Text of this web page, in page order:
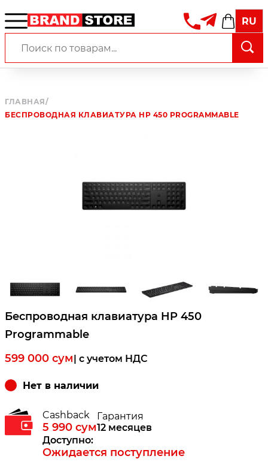
RU
ГЛАВНАЯ/
БЕСПРОВОДНАЯ КЛАВИАТУРА HP 450 PROGRAMMABLE
Беспроводная клавиатура HP 450
Programmable
599 000 сум| c учетом НДС
Нет в наличии
Cashback
5 990 сум
Гарантия
12 месяцев
Доступно:
Ожидается поступление